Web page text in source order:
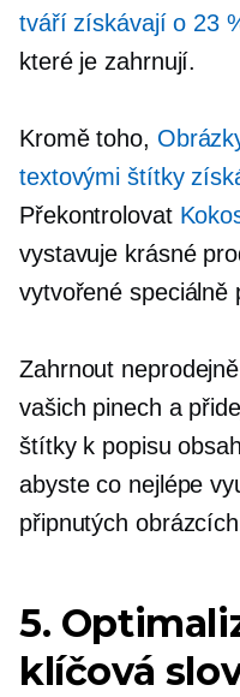
tváří získávají o 23
které je zahrnují.
Kromě toho,
textovými štítky
Překontrolovat
vystavuje krásné
vytvořené speciálně
Zahrnout
vašich pinech a
štítky k popisu
abyste co nejlépe
připnutých
5.
klíčová